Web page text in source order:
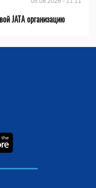
JATA организацию